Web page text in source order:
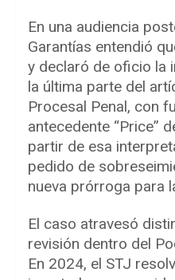
En una audiencia
Garantías entendió
y declaró de oficio la
la última parte del
Procesal Penal, con
antecedente “Price”
partir de esa
pedido de
nueva prórroga para
El caso atravesó
revisión dentro del
En 2024, el STJ